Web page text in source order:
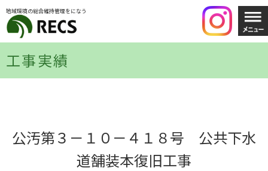
地域環境の総合維持管理をになう
工事実績
公汚第３－１０－４１８号 公共下水
道舗装本復旧工事